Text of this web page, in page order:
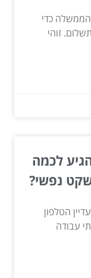
כדי
זוהי
לכמה
נפשי?
הטלפון
עבודה